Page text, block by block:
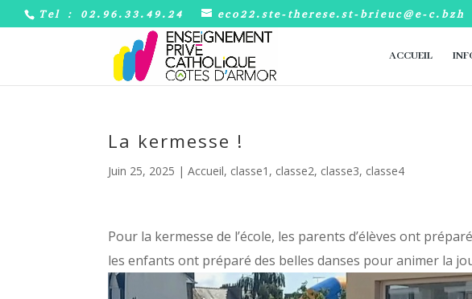
Tel : 02.96.33.49.24 eco22.ste-therese.st-brieuc@e-c.bzh
ACCUEIL
La kermesse !
Juin 25, 2025 |Accueil, classe1 , classe2, classe3, classe4
Pour la kermesse de l’école, les parents d’élèves ont
les enfants ont préparé des belles danses pour animer la